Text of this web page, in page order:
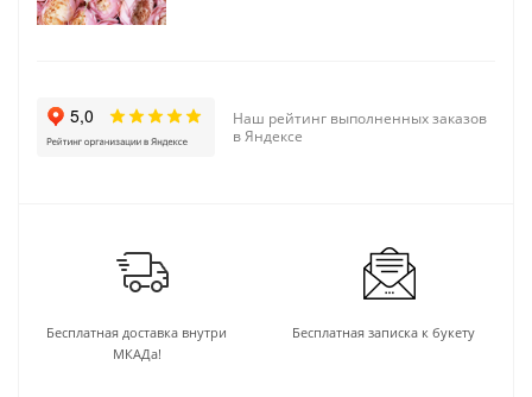
Наш рейтинг выполненных заказов
в Яндексе
Бесплатная доставка внутри
МКАДа!
Бесплатная записка к букету